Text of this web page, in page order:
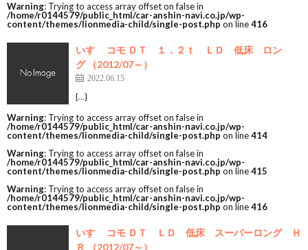
Warning: Trying to access array offset on false in
/home/r0144579/public_html/car-anshin-navi.co.jp/wp-
content/themes/lionmedia-child/single-post.php on line416
いすゞ コモ ＤＴ １．２ｔ ＬＤ 低床 ロン
グ （2012/07～）
2022.06.15
[…]
Warning: Trying to access array offset on false in
/home/r0144579/public_html/car-anshin-navi.co.jp/wp-
content/themes/lionmedia-child/single-post.php on line414
Warning: Trying to access array offset on false in
/home/r0144579/public_html/car-anshin-navi.co.jp/wp-
content/themes/lionmedia-child/single-post.php on line415
Warning: Trying to access array offset on false in
/home/r0144579/public_html/car-anshin-navi.co.jp/wp-
content/themes/lionmedia-child/single-post.php on line416
いすゞ コモ ＤＴ ＬＤ 低床 スーパーロング Ｈ
Ｒ （2012/07～）